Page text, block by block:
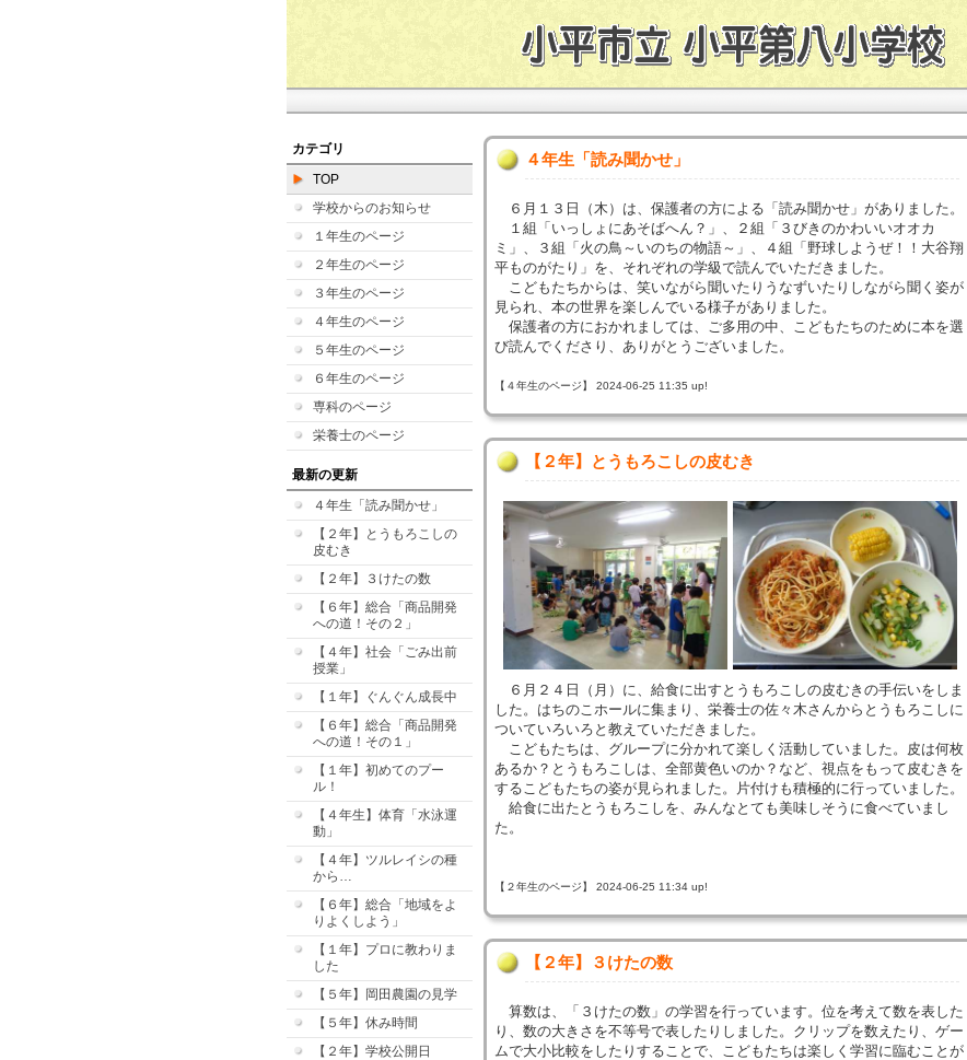
カテゴリ
TOP
学校からのお知らせ
１年生のページ
２年生のページ
３年生のページ
４年生のページ
５年生のページ
６年生のページ
専科のページ
栄養士のページ
最新の更新
４年生「読み聞かせ」
【２年】とうもろこしの
皮むき
【２年】３けたの数
【６年】総合「商品開発
への道！その２」
【４年】社会「ごみ出前
授業」
【１年】ぐんぐん成長中
【６年】総合「商品開発
への道！その１」
【１年】初めてのプー
ル！
【４年生】体育「水泳運
動」
【４年】ツルレイシの種
から…
【６年】総合「地域をよ
りよくしよう」
【１年】プロに教わりま
した
【５年】岡田農園の見学
【５年】休み時間
【２年】学校公開日
４年生「読み聞かせ」
６月１３日（木）は、保護者の方による「読み聞かせ」がありました。
１組「いっしょにあそばへん？」、２組「３びきのかわいいオオカ
ミ」、３組「火の鳥～いのちの物語～」、４組「野球しようぜ！！大谷翔
平ものがたり」を、それぞれの学級で読んでいただきました。
こどもたちからは、笑いながら聞いたりうなずいたりしながら聞く姿が
見られ、本の世界を楽しんでいる様子がありました。
保護者の方におかれましては、ご多用の中、こどもたちのために本を選
び読んでくださり、ありがとうございました。
【４年生のページ】 2024-06-25 11:35 up!
【２年】とうもろこしの皮むき
６月２４日（月）に、給食に出すとうもろこしの皮むきの手伝いをしま
した。はちのこホールに集まり、栄養士の佐々木さんからとうもろこしに
ついていろいろと教えていただきました。
こどもたちは、グループに分かれて楽しく活動していました。皮は何枚
あるか？とうもろこしは、全部黄色いのか？など、視点をもって皮むきを
するこどもたちの姿が見られました。片付けも積極的に行っていました。
給食に出たとうもろこしを、みんなとても美味しそうに食べていまし
た。
【２年生のページ】 2024-06-25 11:34 up!
【２年】３けたの数
算数は、「３けたの数」の学習を行っています。位を考えて数を表した
り、数の大きさを不等号で表したりしました。クリップを数えたり、ゲー
ムで大小比較をしたりすることで、こどもたちは楽しく学習に臨むことが